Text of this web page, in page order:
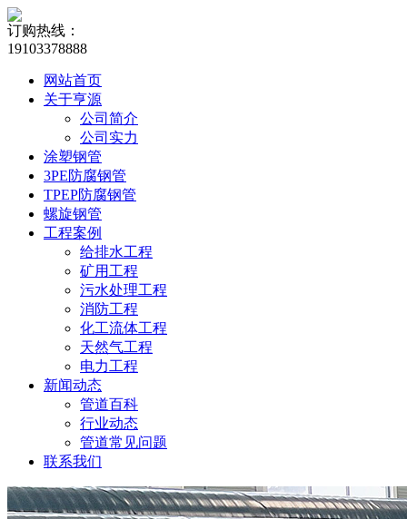
订购热线：
19103378888
网站首页
关于亨源
公司简介
公司实力
涂塑钢管
3PE防腐钢管
TPEP防腐钢管
螺旋钢管
工程案例
给排水工程
矿用工程
污水处理工程
消防工程
化工流体工程
天然气工程
电力工程
新闻动态
管道百科
行业动态
管道常见问题
联系我们